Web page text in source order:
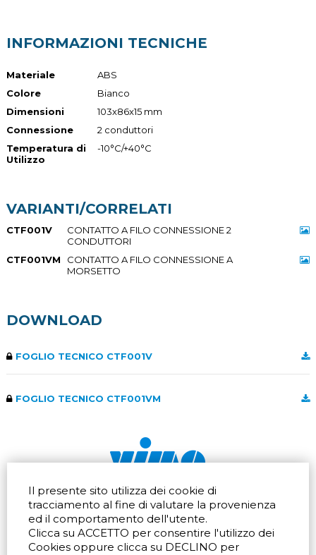
Il presente sito utilizza dei cookie di
tracciamento al fine di valutare la provenienza
ed il comportamento dell'utente.
Clicca su ACCETTO per consentire l'utilizzo dei
Cookies oppure clicca su DECLINO per
INFORMAZIONI TECNICHE
Materiale
ABS
Colore
Bianco
Dimensioni
103x86x15 mm
Connessione
2 conduttori
Temperatura di
Utilizzo
-10°C/+40°C
VARIANTI/CORRELATI
CTF001V
CONTATTO A FILO CONNESSIONE 2
CONDUTTORI
CTF001VM
CONTATTO A FILO CONNESSIONE A
MORSETTO
DOWNLOAD
FOGLIO TECNICO CTF001V
FOGLIO TECNICO CTF001VM
Via dell'artigianato 32Q
20865 Usmate Velate (MB)
Indicazioni Stradali
Tel. +39 039 672520
Fax +39 039 672568
Email
Via Pontina 583
Roma (RM) 00128
Via San Crispino 64
Padova (PD) 35129